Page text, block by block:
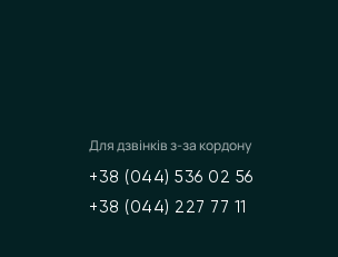
Для дзвінків з-за кордону
+38 (044) 536 02 56
+38 (044) 227 77 11